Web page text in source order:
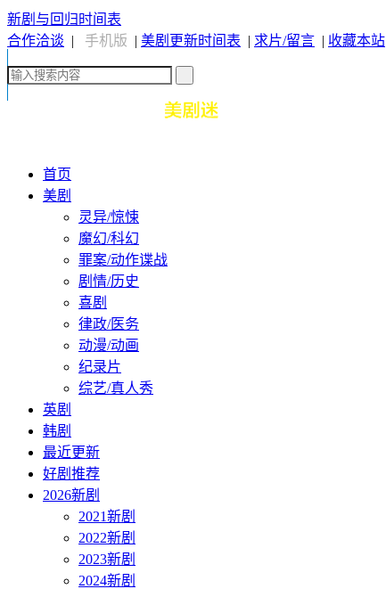
新剧与回归时间表
合作洽谈 | 手机版 | 美剧更新时间表 | 求片/留言 | 收藏本站
首页
美剧
灵异/惊悚
魔幻/科幻
罪案/动作谍战
剧情/历史
喜剧
律政/医务
动漫/动画
纪录片
综艺/真人秀
英剧
韩剧
最近更新
好剧推荐
2026新剧
2021新剧
2022新剧
2023新剧
2024新剧